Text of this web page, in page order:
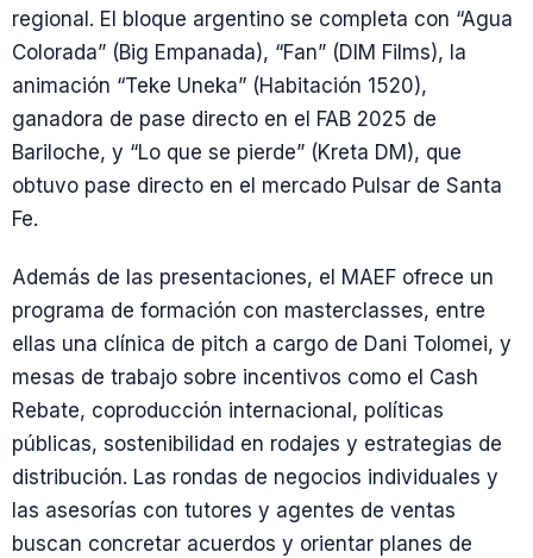
regional. El bloque argentino se completa con “Agua
Colorada” (Big Empanada), “Fan” (DIM Films), la
animación “Teke Uneka” (Habitación 1520),
ganadora de pase directo en el FAB 2025 de
Bariloche, y “Lo que se pierde” (Kreta DM), que
obtuvo pase directo en el mercado Pulsar de Santa
Fe.
Además de las presentaciones, el MAEF ofrece un
programa de formación con masterclasses, entre
ellas una clínica de pitch a cargo de Dani Tolomei, y
mesas de trabajo sobre incentivos como el Cash
Rebate, coproducción internacional, políticas
públicas, sostenibilidad en rodajes y estrategias de
distribución. Las rondas de negocios individuales y
las asesorías con tutores y agentes de ventas
buscan concretar acuerdos y orientar planes de